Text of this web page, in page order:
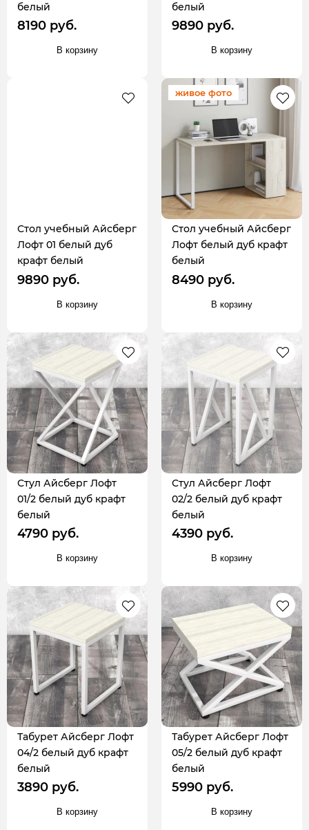
белый
8190 руб.
В корзину
белый
9890 руб.
В корзину
Стол учебный Айсберг
Лофт 01 белый дуб
крафт белый
9890 руб.
В корзину
живое фото
Стол учебный Айсберг
Лофт белый дуб крафт
белый
8490 руб.
В корзину
Стул Айсберг Лофт
01/2 белый дуб крафт
белый
4790 руб.
В корзину
Стул Айсберг Лофт
02/2 белый дуб крафт
белый
4390 руб.
В корзину
Табурет Айсберг Лофт
04/2 белый дуб крафт
белый
3890 руб.
В корзину
Табурет Айсберг Лофт
05/2 белый дуб крафт
белый
5990 руб.
В корзину